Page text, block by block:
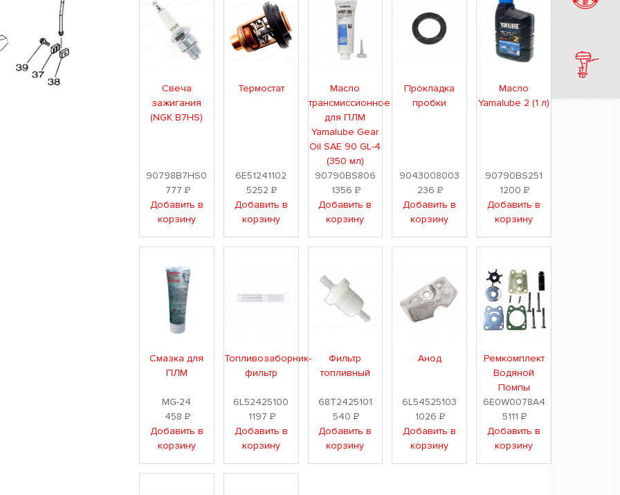
Свеча
зажигания
(NGK B7HS)
90798B7HS0
777 Р
Добавить в
корзину
Термостат
6E51241102
5252Р
Добавить в
корзину
Масло
трансмиссионное
для ПЛМ
Yamalube Gear
Oil SAE 90 GL-4
(350 мл)
90790BS806
1356Р
Добавить в
корзину
Прокладка
пробки
9043008003
236Р
Добавить в
корзину
Масло
Yamalube 2 (1 л)
90790BS251
1200Р
Добавить в
корзину
Смазка для
ПЛМ
MG-24
458Р
Добавить в
корзину
Топливозаборник-
фильтр
6L52425100
1197 Р
Добавить в
корзину
Фильтр
топливный
68T2425101
540Р
Добавить в
корзину
Анод
6L54525103
1026Р
Добавить в
корзину
Ремкомплект
Водяной
Помпы
6E0W0078A4
5111Р
Добавить в
корзину